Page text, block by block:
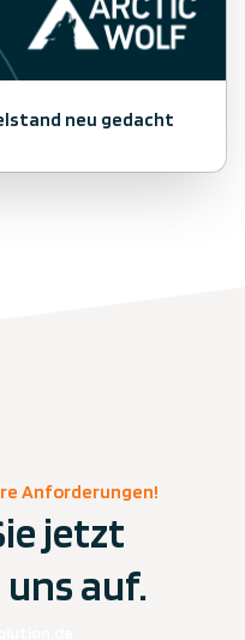
neu gedacht
Anforderungen!
jetzt
auf.